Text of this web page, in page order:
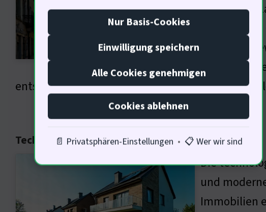
war
Trends
entscheidend ist : Inwieweit wird diehier
Technologische Einflüsse auf den Wohnungsmarkt
Die
und
Immobilien
Nur Basis-Cookies
Einwilligung speichern
Alle Cookies genehmigen
Cookies ablehnen
📄 Privatsphären-Einstellungen • 📋 Wer wir sind